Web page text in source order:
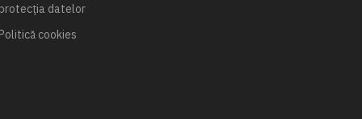
protecția datelor
Politică cookies